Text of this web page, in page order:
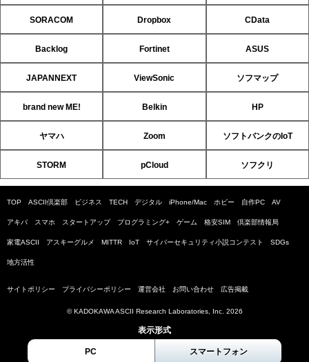
SORACOM Dropbox CData
Backlog Fortinet ASUS
JAPANNEXT ViewSonic ソフマップ
brand new ME! Belkin HP
ヤマハ Zoom ソフトバンクのIoT
STORM pCloud ソフクリ
TOP ASCII倶楽部 ビジネス TECH デジタル iPhone/Mac ホビー 自作PC AV
アキバ スマホ スタートアップ プログラミング+ ゲーム 格安SIM 倶楽部情報局
家電ASCII アスキーグルメ MITTR IoT サイバーセキュリティ小説コンテスト SDGs
地方活性
サイトポリシー プライバシーポリシー 運営会社 お問い合わせ 広告掲載
© KADOKAWA ASCII Research Laboratories, Inc. 2026
表示形式
PC スマートフォン